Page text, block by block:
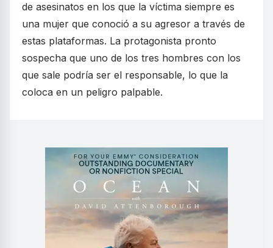
de asesinatos en los que la víctima siempre es
una mujer que conoció a su agresor a través de
estas plataformas. La protagonista pronto
sospecha que uno de los tres hombres con los
que sale podría ser el responsable, lo que la
coloca en un peligro palpable.